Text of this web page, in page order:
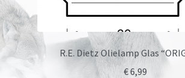
R.E. Dietz Olielamp Glas
€6,99